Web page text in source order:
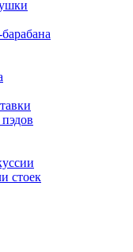
стоек